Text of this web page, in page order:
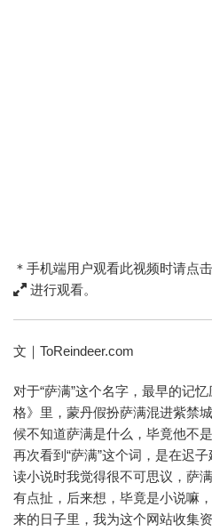
＊手机端用户观看此视频时请点
进行观看。
文｜ToReindeer.com
对于“萨满”这个名字，最早的记
格》里，蒙丹假扮萨满混进紫禁
候不知道萨满是什么，毕竟他不
再次看到“萨满”这个词，是在迟
读小说时我觉得很不可思议，萨
有点扯，后来想，毕竟是小说嘛
来的日子里，我为这个网站收集